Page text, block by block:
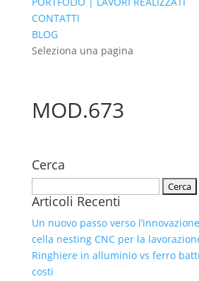
CONTATTI
BLOG
Seleziona una pagina
MOD.673
Cerca
per:
Articoli Recenti
Un nuovo passo verso
cella nesting CNC per la
Ringhiere in alluminio vs ferro
costi